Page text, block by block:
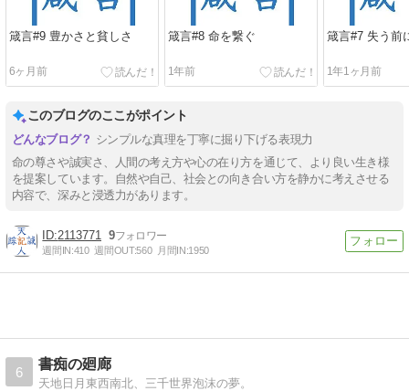
箴言#9 豊かさと貧しさ
6ヶ月前
箴言#8 命を繋ぐ
1年前
箴言#7 失う前
1年1ヶ月前
このブログのここがポイント
シンプルな真理を丁寧に掘り下げる表現力
命の尊さや誠実さ、人間の考え方や心の在り方を通じて、より良い生き様
を提案しています。自然や自己、社会との向き合い方を静かに考えさせる
内容で、深みと浸透力があります。
2113771 9
週間IN:410 週間OUT:560 月間IN:1950
6
書痴の廻廊
天地日月東西南北、三千世界泡沫の夢。